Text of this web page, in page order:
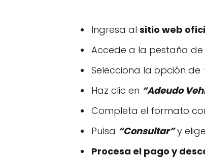
Ingresa al sitio web
Accede a la pestaña de
Selecciona la opción de
Haz clic en “Adeudo
Completa el formato
Pulsa “Consultar”y
Procesa el pago y